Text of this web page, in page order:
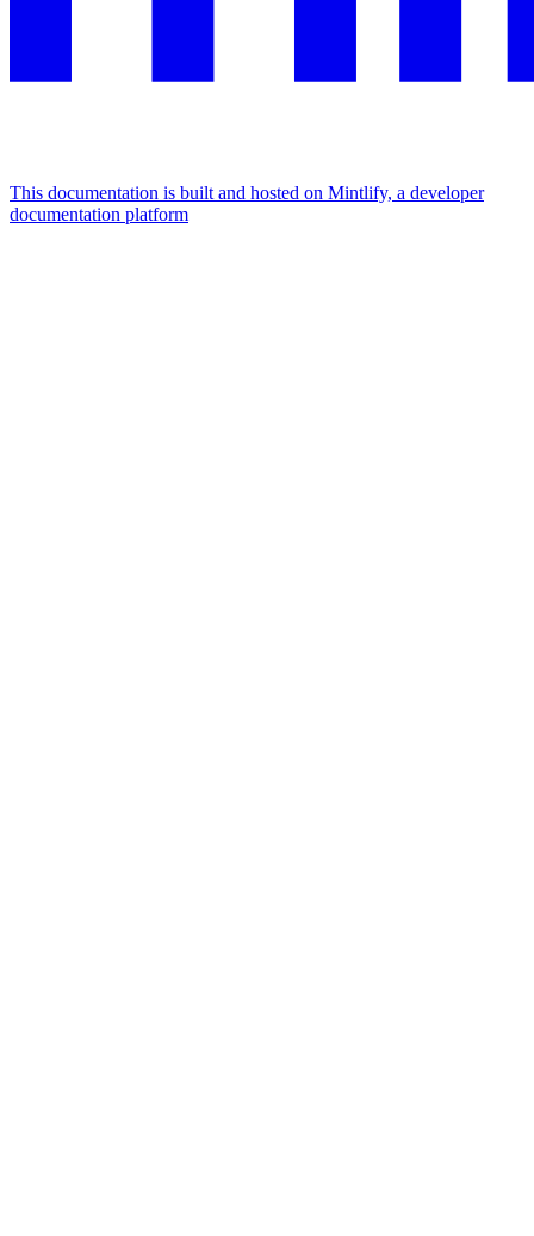
This documentation is built and hosted on Mintlify, a developer
documentation platform